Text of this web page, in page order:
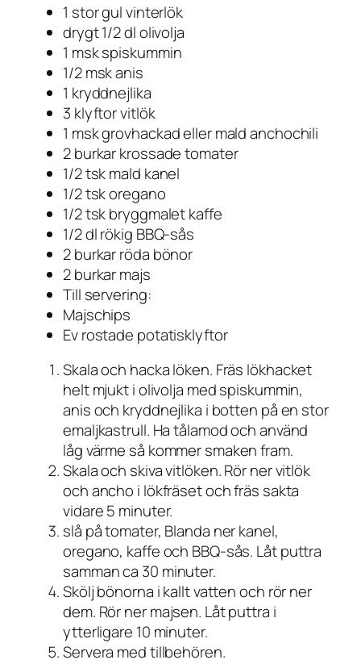
1 stor gul vinterlök
drygt 1/2 dl olivolja
1 msk spiskummin
1/2 msk anis
1 kryddnejlika
3 klyftor vitlök
1 msk grovhackad eller mald anchochili
2 burkar krossade tomater
1/2 tsk mald kanel
1/2 tsk oregano
1/2 tsk bryggmalet kaffe
1/2 dl rökig BBQ-sås
2 burkar röda bönor
2 burkar majs
Till servering:
Majschips
Ev rostade potatisklyftor
Skala och hacka löken. Fräs lökhacket
helt mjukt i olivolja med spiskummin,
anis och kryddnejlika i botten på en stor
emaljkastrull. Ha tålamod och använd
låg värme så kommer smaken fram.
Skala och skiva vitlöken. Rör ner vitlök
och ancho i lökfräset och fräs sakta
vidare 5 minuter.
slå på tomater, Blanda ner kanel,
oregano, kaffe och BBQ-sås. Låt puttra
samman ca 30 minuter.
Skölj bönorna i kallt vatten och rör ner
dem. Rör ner majsen. Låt puttra i
ytterligare 10 minuter.
Servera med tillbehören.